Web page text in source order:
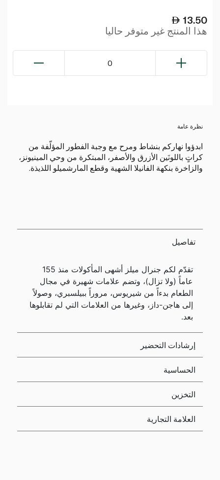
13.50
هذا المنتج غير متوفر حاليا
0
نظرة عامة
ابدؤوا نهاركم بنشاط ومرح مع وجبة الفطور المؤلّفة من
كراتٍ باللونَين الأزرق والأصفر، المبتكرة من وحي المينيونز،
والزاخرة بنكهة الفانيلا الشهية وقطع المارشميلو اللذيذة.
تفاصيل
تقدّم لكم جنرال ميلز أشهى المأكولات منذ 155
عاماً (ولا تزال)، وتضم علامات شهيرة في مجال
الطعام بدءاً من شيريوس، مروراً ببيلسبري، وصولاً
إلى هاجن-داز، وغيرها من العلامات التي لم تقابلوها
بعد.
إرشادات التحضير
الحساسية
التخزين
العلامة التجارية